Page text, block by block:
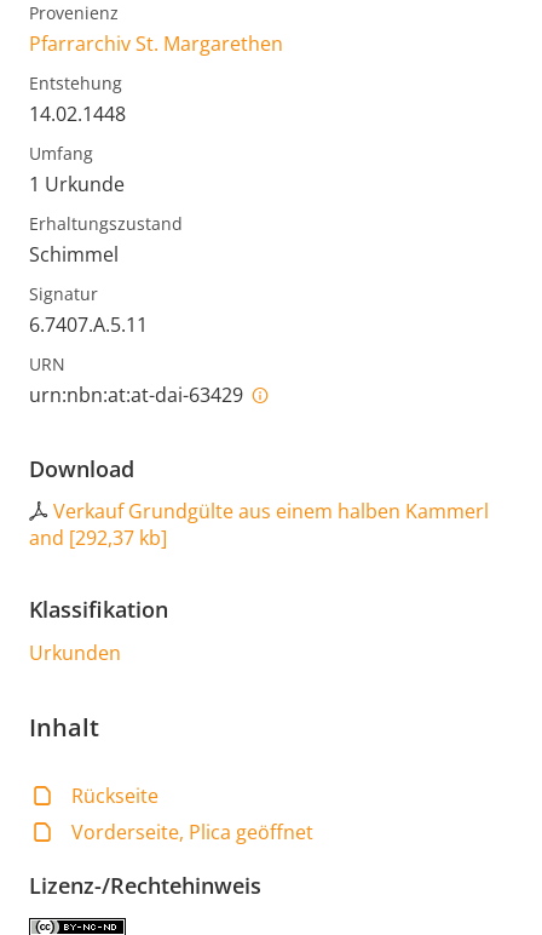
Provenienz
Pfarrarchiv St. Margarethen
Entstehung
14.02.1448
Umfang
1 Urkunde
Erhaltungszustand
Schimmel
Signatur
6.7407.A.5.11
URN
urn:nbn:at:at-dai-63429
Download
Verkauf Grundgülte aus einem halben Kammerl
and [292,37 kb]
Klassifikation
Urkunden
Inhalt
Rückseite
Vorderseite, Plica geöffnet
Lizenz-/Rechtehinweis